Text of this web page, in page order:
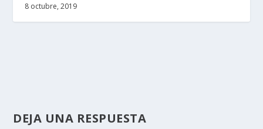
8 octubre, 2019
DEJA UNA RESPUESTA